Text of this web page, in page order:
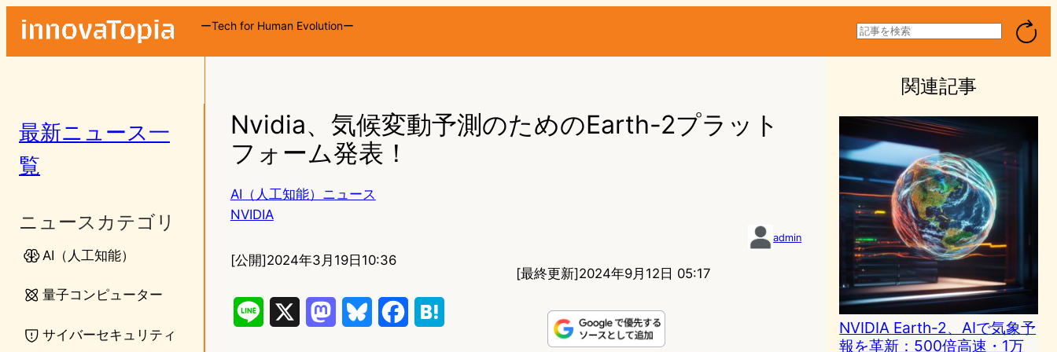
ーTech for Human Evolutionー
検
索
最新ニュース一
覧
ニュースカテゴリ
AI（人工知能）
量子コンピューター
サイバーセキュリティ
Nvidia、気候変動予測のためのEarth-2プラット
フォーム発表！
AI（人工知能）ニュース
NVIDIA
admin
[公開]2024年3月19日10:36
[最終更新]2024年9月12日 05:17
関連記事
NVIDIA Earth-2、AIで気象予
報を革新：500倍高速・1万